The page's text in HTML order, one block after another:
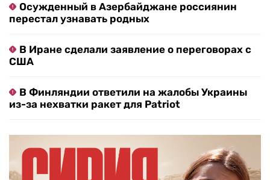
Осужденный в Азербайджане россиянин
перестал узнавать родных
В Иране сделали заявление о переговорах с
США
В Финляндии ответили на жалобы Украины
из-за нехватки ракет для Patriot